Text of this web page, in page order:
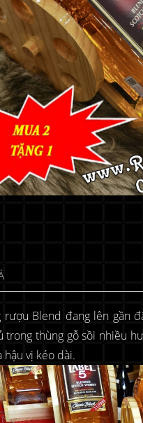
Blend đang lên gần
thùng gỗ sồi nhiều
vị kéo dài.